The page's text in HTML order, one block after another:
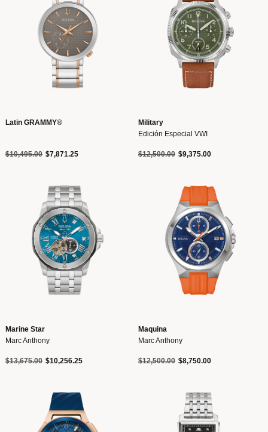
Latin GRAMMY®
Precio reducido de
$10,495.00a$7,871.25
Military
Edición Especial VWI
Precio reducido de
$12,500.00a$9,375.00
Marine Star
Marc Anthony
Precio reducido de
$13,675.00a$10,256.25
Maquina
Marc Anthony
Precio reducido de
$12,500.00a$8,750.00